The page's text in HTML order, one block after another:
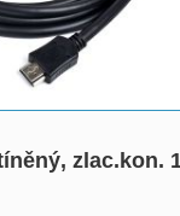
zlac.kon.